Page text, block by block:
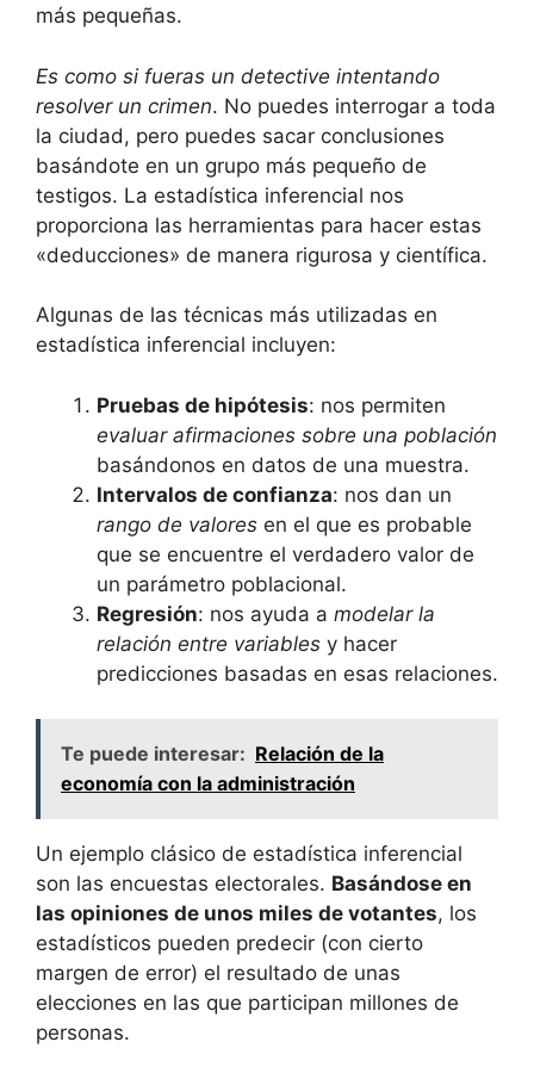
más pequeñas.
Es como si fueras un detective intentando
resolver un crimen. No puedes interrogar a toda
la ciudad, pero puedes sacar conclusiones
basándote en un grupo más pequeño de
testigos. La estadística inferencial nos
proporciona las herramientas para hacer estas
«deducciones» de manera rigurosa y científica.
Algunas de las técnicas más utilizadas en
estadística inferencial incluyen:
Pruebas de hipótesis: nos permiten
evaluar afirmaciones sobre una población
basándonos en datos de una muestra.
Intervalos de confianza: nos dan un
rango de valores en el que es probable
que se encuentre el verdadero valor de
un parámetro poblacional.
Regresión: nos ayuda a modelar la
relación entre variables y hacer
predicciones basadas en esas relaciones.
Te puede interesar: Relación de la
economía con la administración
Un ejemplo clásico de estadística inferencial
son las encuestas electorales. Basándose en
las opiniones de unos miles de votantes, los
estadísticos pueden predecir (con cierto
margen de error) el resultado de unas
elecciones en las que participan millones de
personas.